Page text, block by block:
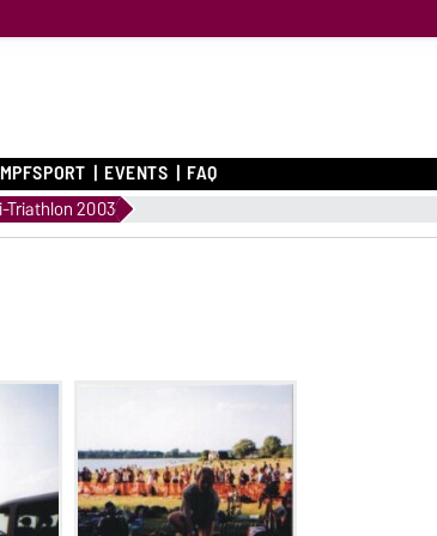
EVENTS FAQ
Triathlon 2003